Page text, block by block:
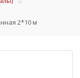
2*10 м